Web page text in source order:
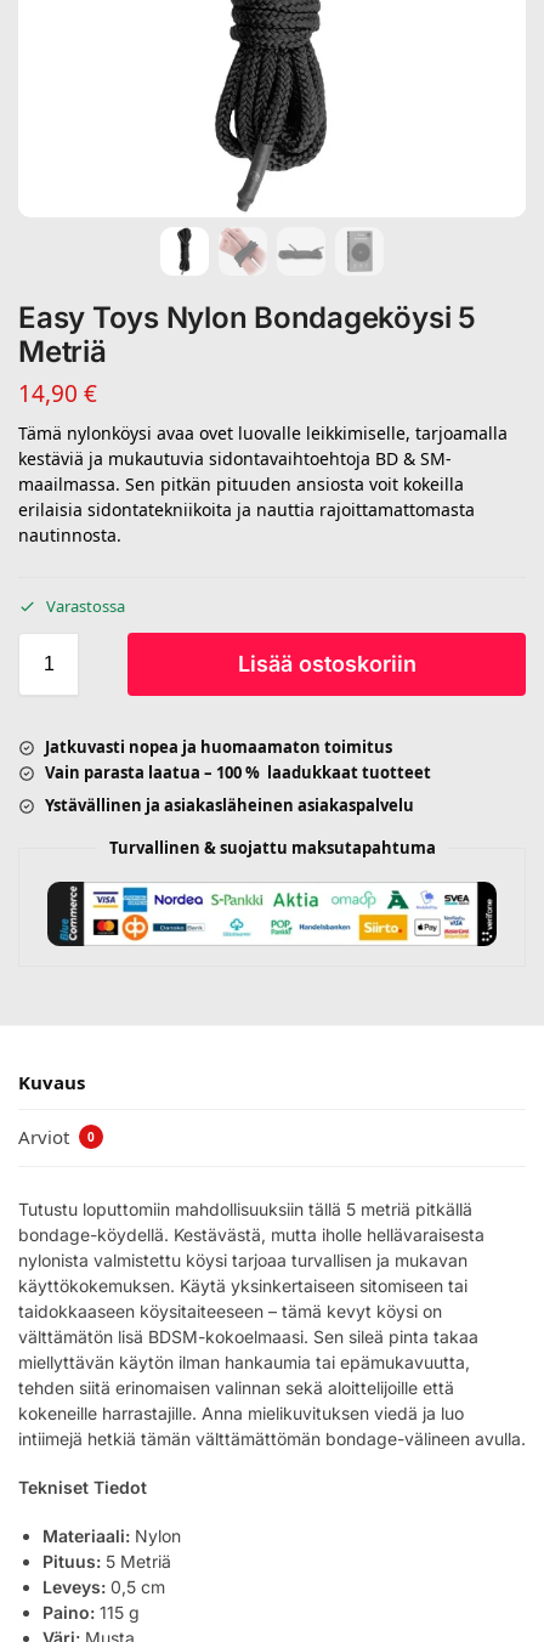
Easy Toys Nylon Bondageköysi 5
Metriä
14,90 €
Tämä nylonköysi avaa ovet luovalle leikkimiselle, tarjoamalla
kestäviä ja mukautuvia sidontavaihtoehtoja BD & SM-
maailmassa. Sen pitkän pituuden ansiosta voit kokeilla
erilaisia sidontatekniikoita ja nauttia rajoittamattomasta
nautinnosta.
Varastossa
Lisää ostoskoriin
Jatkuvasti nopea ja huomaamaton toimitus
Vain parasta laatua – 100 % laadukkaat tuotteet
Ystävällinen ja asiakasläheinen asiakaspalvelu
Turvallinen & suojattu maksutapahtuma
Kuvaus
Arviot 0
Tutustu loputtomiin mahdollisuuksiin tällä 5 metriä pitkällä
bondage-köydellä. Kestävästä, mutta iholle hellävaraisesta
nylonista valmistettu köysi tarjoaa turvallisen ja mukavan
käyttökokemuksen. Käytä yksinkertaiseen sitomiseen tai
taidokkaaseen köysitaiteeseen – tämä kevyt köysi on
välttämätön lisä BDSM-kokoelmaasi. Sen sileä pinta takaa
miellyttävän käytön ilman hankaumia tai epämukavuutta,
tehden siitä erinomaisen valinnan sekä aloittelijoille että
kokeneille harrastajille. Anna mielikuvituksen viedä ja luo
intiimejä hetkiä tämän välttämättömän bondage-välineen avulla.
Tekniset Tiedot
Materiaali: Nylon
Pituus: 5 Metriä
Leveys: 0,5 cm
Paino: 115 g